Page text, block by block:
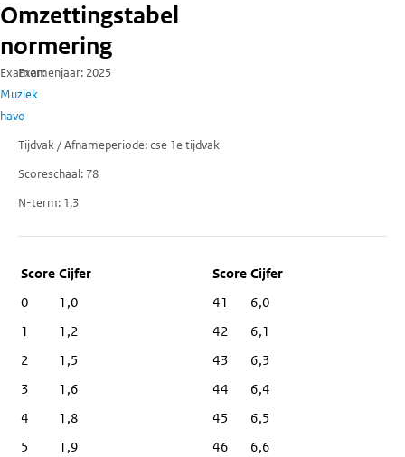
Omzettingstabel
normering
Examen
Muziek
havo
Examenjaar 2025
Tijdvak / Afnameperiode cse 1e tijdvak
Scoreschaal 78
N-term 1,3
Score Cijfer
0
1,0
1
1,2
2
1,5
3
1,6
4
1,8
5
1,9
41
6,0
42
6,1
43
6,3
44
6,4
45
6,5
46
6,6